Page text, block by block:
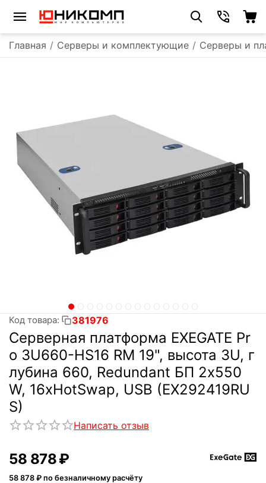
Главная / Серверы и комплектующие / Серверы и
Код товара: 381976
Серверная платформа EXEGATE Pr
o 3U660-HS16 RM 19", высота 3U, г
лубина 660, Redundant БП 2x550
W, 16xHotSwap, USB (EX292419RU
S)
Написать отзыв
58 878₽
58 878 ₽ по безналичному расчёту